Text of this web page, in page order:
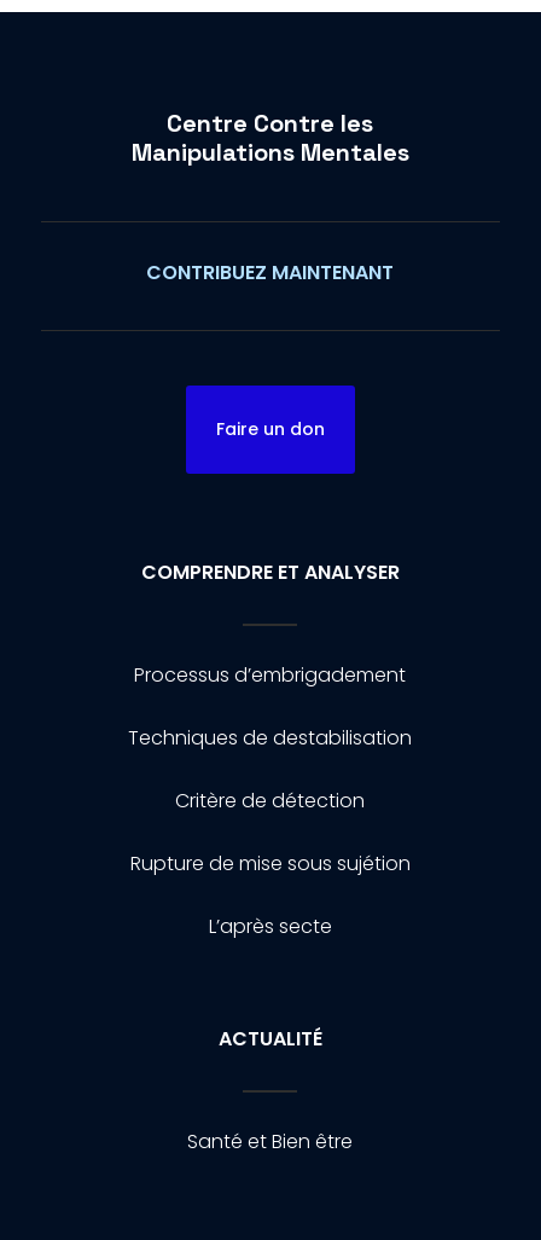
Centre Contre les
Manipulations Mentales
CONTRIBUEZ MAINTENANT
Faire un don
COMPRENDRE ET ANALYSER
Processus d’embrigadement
Techniques de destabilisation
Critère de détection
Rupture de mise sous sujétion
L’après secte
ACTUALITÉ
Santé et Bien être